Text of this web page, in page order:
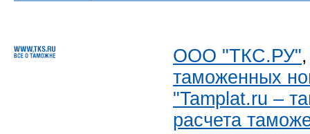
ООО "ТКС.РУ"
таможенных
"Tamplat.ru –
расчета